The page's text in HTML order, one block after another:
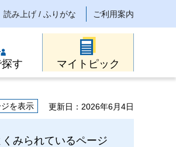
読み上げ / ふりがな ご利用案内
す マイトピック
を表示
更新日：2026年6月4日
くみられているページ